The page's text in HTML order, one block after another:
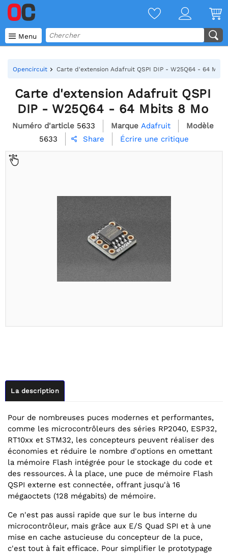
 Menu
Opencircuit Carte d'extension Adafruit QSPI DIP - W25Q64 - 64
Carte d'extension Adafruit QSPI
DIP - W25Q64 - 64 Mbits 8 Mo
Numéro d'article 5633 Marque Adafruit
Modèle
5633
 Share Écrire une critique
La description
Pour de nombreuses puces modernes et performantes,
comme les microcontrôleurs des séries RP2040, ESP32,
RT10xx et STM32, les concepteurs peuvent réaliser des
économies et réduire le nombre d'options en omettant
la mémoire Flash intégrée pour le stockage du code et
des ressources. À la place, une puce de mémoire Flash
QSPI externe est connectée, offrant jusqu'à 16
mégaoctets (128 mégabits) de mémoire.
Ce n'est pas aussi rapide que sur le bus interne du
microcontrôleur, mais grâce aux E/S Quad SPI et à une
mise en cache astucieuse du concepteur de la puce,
c'est tout à fait efficace. Pour simplifier le prototypage